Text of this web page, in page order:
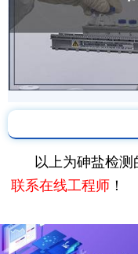
以上为砷盐检
联系在线工程师 ！